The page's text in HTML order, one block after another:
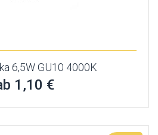
6,5W GU10 4000K
1,10 €